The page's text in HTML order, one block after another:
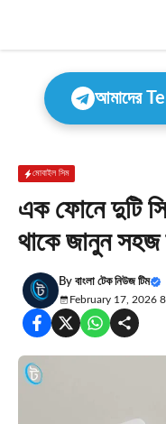
Menu
আমাদের
মোবাইল সিম
এক ফোনে দুটি
থাকে জানুন সহজ
By বাংলা টেক নিউজ টিম
February 17, 2026